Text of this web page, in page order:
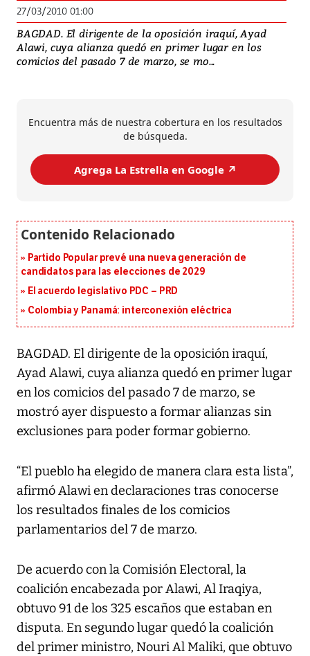
27/03/2010 01:00
BAGDAD. El dirigente de la oposición iraquí, Ayad
Alawi, cuya alianza quedó en primer lugar en los
comicios del pasado 7 de marzo, se mo...
Encuentra más de nuestra cobertura en los resultados
de búsqueda.
Agrega La Estrella en Google ↗️
Partido Popular prevé una nueva generación de
candidatos para las elecciones de 2029
El acuerdo legislativo PDC – PRD
Colombia y Panamá: interconexión eléctrica
BAGDAD. El dirigente de la oposición iraquí,
Ayad Alawi, cuya alianza quedó en primer lugar
en los comicios del pasado 7 de marzo, se
mostró ayer dispuesto a formar alianzas sin
exclusiones para poder formar gobierno.
“El pueblo ha elegido de manera clara esta lista”,
afirmó Alawi en declaraciones tras conocerse
los resultados finales de los comicios
parlamentarios del 7 de marzo.
De acuerdo con la Comisión Electoral, la
coalición encabezada por Alawi, Al Iraqiya,
obtuvo 91 de los 325 escaños que estaban en
disputa. En segundo lugar quedó la coalición
del primer ministro, Nouri Al Maliki, que obtuvo